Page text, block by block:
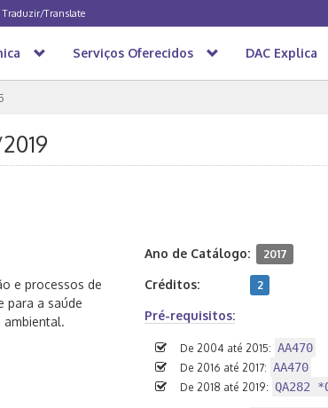
Traduzir/Translate
Serviços Oferecidos DAC Explica
e processos de
para a saúde
ambiental.
Ano de Catálogo: 2017
Créditos: 2
Pré-requisitos:
De 2004 até 2015: AA470
De 2016 até 2017: AA470
De 2018 até 2019: QA282